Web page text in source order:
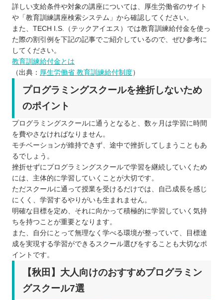
詳しい支給条件や対象の講座については、厚生労働省のサイト
や「教育訓練講座検索システム」から確認してください。
また、TECH I.S.（テックアイエス）では教育訓練給付金を使っ
た際の割引例を下記の記事でご紹介しているので、ぜひ参考に
してください。
教育訓練給付金とは
（出典： 厚生労働省 教育訓練給付制度）
プログラミングスクールを挫折しないため
のポイント
プログラミングスクールに通うとなると、数ヶ月は学習に時間
を費やさなければなりません。
モチベーションが維持できず、途中で挫折してしまうこともあ
るでしょう。
挫折せずにプログラミングスクールで学習を継続していくため
には、主体的に学習していくことが大切です。
ただスクールに通って授業を受けるだけでは、自己成長を感じ
にくく、学習するやりがいも生まれません。
明確な目標を定め、それに向かって積極的に学習していく気持
ちを持つことが重要となります。
また、自分にとって無理なく学べる環境が整っていて、目標達
成を実現する学習ができるスクール選びをすることも大切なポ
イントです。
【秋田】大人向けのおすすめプログラミン
グスクール7選